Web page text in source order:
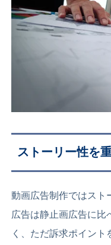
ストーリー性を
動画広告制作ではスト
広告は静止画広告に比
く、ただ訴求ポイン